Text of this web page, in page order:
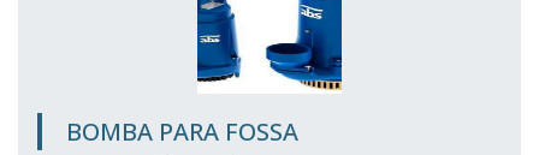
BOMBA PARA FOSSA